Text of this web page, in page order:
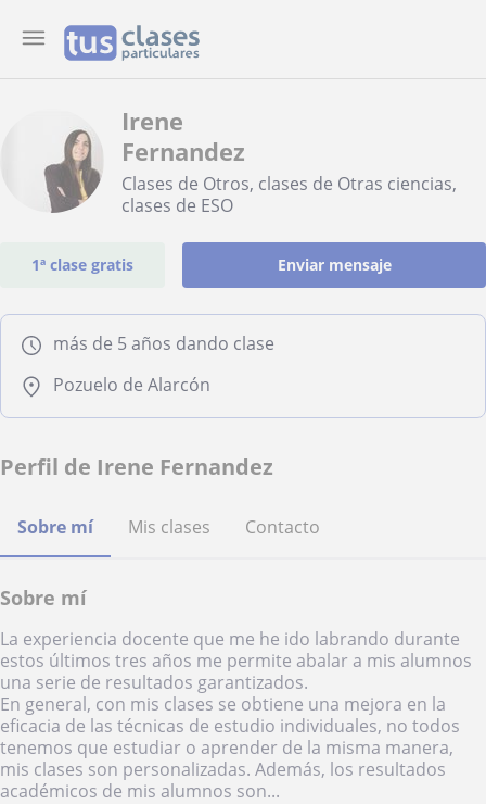
Irene
Fernandez
Clases de Otros, clases de Otras ciencias,
clases de ESO
1ª clase gratis Enviar mensaje
más de 5 años dando clase
Pozuelo de Alarcón
Perfil de Irene Fernandez
Sobre mí Mis clases Contacto
Sobre mí
La experiencia docente que me he ido labrando durante
estos últimos tres años me permite abalar a mis alumnos
una serie de resultados garantizados.
En general, con mis clases se obtiene una mejora en la
eficacia de las técnicas de estudio individuales, no todos
tenemos que estudiar o aprender de la misma manera,
mis clases son personalizadas. Además, los resultados
académicos de mis alumnos son...